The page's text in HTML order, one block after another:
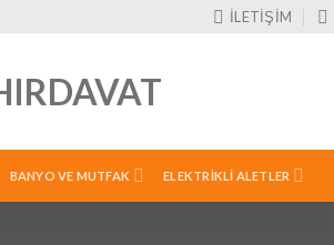
İLETİŞİM
BANYO VE MUTFAK ELEKTRIKLI ALETLER